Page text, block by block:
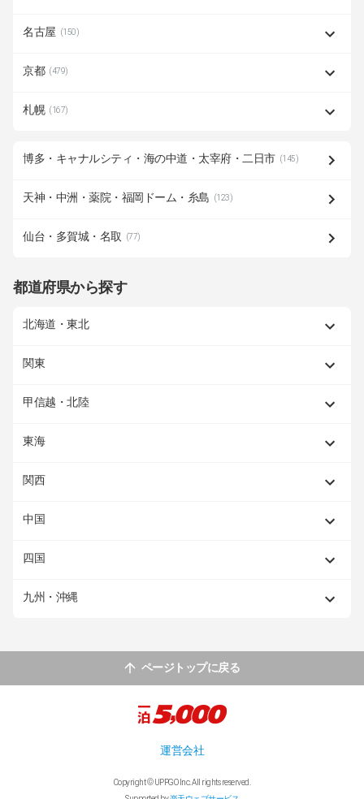
名古屋 (150)
京都 (479)
札幌 (167)
博多・キャナルシティ・海の中道・太宰府・二日市 (145)
天神・中洲・薬院・福岡ドーム・糸島 (123)
仙台・多賀城・名取 (77)
都道府県から探す
北海道・東北
関東
甲信越・北陸
東海
関西
中国
四国
九州・沖縄
ページトップに戻る
運営会社
Copyright © UPPGO Inc. All rights reserved.